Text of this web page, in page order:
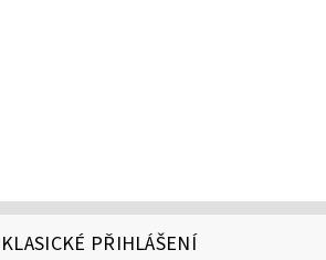
KLASICKÉ PŘIHLÁŠENÍ